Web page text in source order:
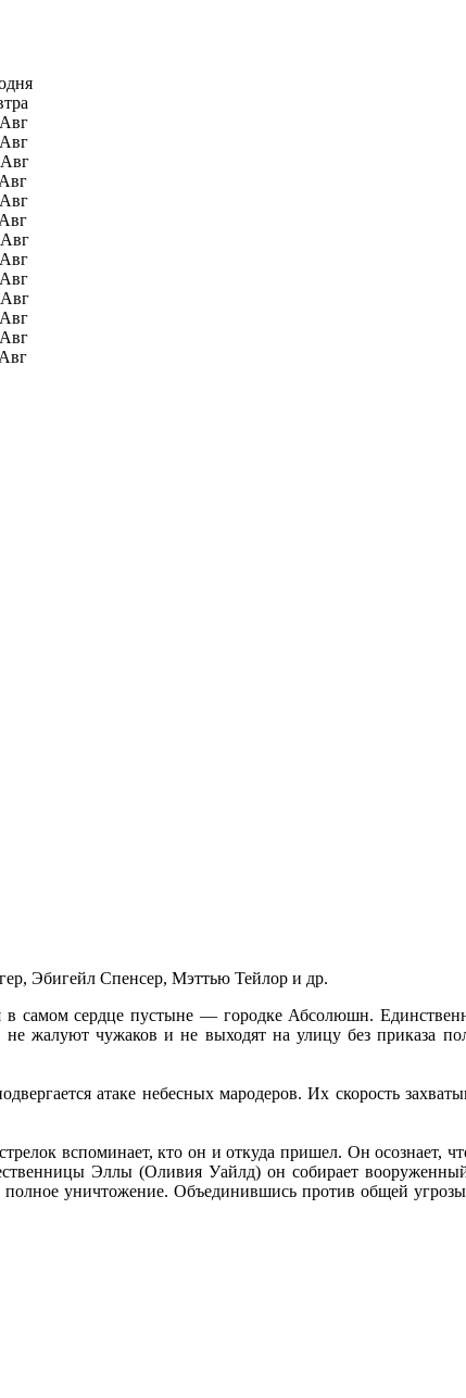
Эбигейл Спенсер, Мэттью Тейлор и др.
в самом сердце пустыне — городке Абсолюшн.
жалуют чужаков и не выходят на улицу без приказа
атаке небесных мародеров. Их скорость
вспоминает, кто он и откуда пришел. Он осознает,
Эллы (Оливия Уайлд) он собирает
уничтожение. Объединившись против общей